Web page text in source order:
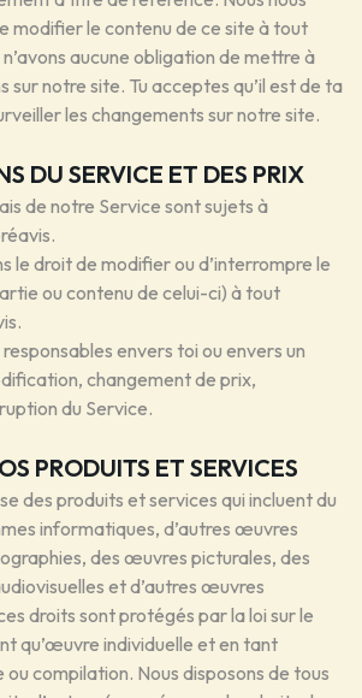
modifier le contenu de ce site à tout
aucune obligation de mettre à
sur notre site. Tu acceptes qu’il est de ta
les changements sur notre site.
DU SERVICE ET DES PRIX
de notre Service sont sujets à
le droit de modifier ou d’interrompre le
ou contenu de celui-ci) à tout
envers toi ou envers un
changement de prix,
du Service.
PRODUITS ET SERVICES
des produits et services qui incluent du
informatiques, d’autres œuvres
des œuvres picturales, des
et d’autres œuvres
droits sont protégés par la loi sur le
qu’œuvre individuelle et en tant
compilation. Nous disposons de tous